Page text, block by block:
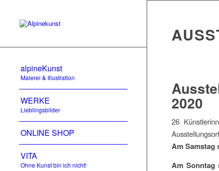
alpineKunst
Malerei & Illustration
WERKE
Lieblingsbilder
ONLINE SHOP
VITA
Ohne Kunst bin ich nicht!
2020
26
Am Samstag
Am Sonntag